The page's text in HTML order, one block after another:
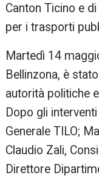
Canton Ticino e
per i trasporti
Martedì 14
Bellinzona, è
autorità politiche
Dopo gli
Generale TILO;
Claudio Zali,
Direttore